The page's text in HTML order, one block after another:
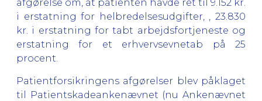
afgørelse om, at patienten havde ret til 9.152 kr.
i erstatning for helbredelsesudgifter, , 23.830
kr. i erstatning for tabt arbejdsfortjeneste og
erstatning for et erhvervsevnetab på 25
procent.
Patientforsikringens afgørelser blev påklaget
til Patientskadeankenævnet (nu Ankenævnet